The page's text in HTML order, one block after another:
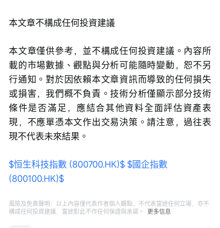
本文章不構成任何投資建議
本文章僅供參考，並不構成任何投資建議。內容所
載的市場數據、觀點與分析可能隨時變動，恕不另
行通知。對於因依賴本文章資訊而導致的任何損失
或損害，我們概不負責。技術分析僅顯示部分技術
條件是否滿足，應結合其他資料全面評估資產表
現，不應單憑本文作出交易決策。請注意，過往表
現不代表未來結果。
$恒生科技指數 (800700.HK)$ $國企指數
(800100.HK)$
風險及免責聲明：以上內容僅代表作者個人觀點，不代表富途任何立場，亦不
構成任何投資建議，富途對此不作任何保證與承諾。
更多信息